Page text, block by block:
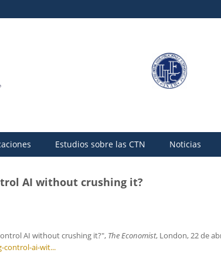
Estudios sobre las CTN Noticias
AI without crushing it?
AI without crushing it?", The Economist, London, 22 de
control-ai-wit...